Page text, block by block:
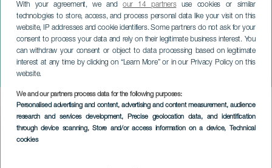
With your agreement, we andour 14 partnersuse cookies or similar
technologies to store, access, and process personal data like your visit on this
website, IP addresses and cookie identifiers. Some partners do not ask for your
consent to process your data and rely on their legitimate business interest. You
can withdraw your consent or object to data processing based on legitimate
interest at any time by clicking on “Learn More” or in our Privacy Policy on this
website.
We and our partners process data for the following purposes:
Personalised advertising and content, advertising and content measurement, audience
research and services development, Precise geolocation data, and identification
through device scanning, Store and/or access information on a device, Technical
cookies
Ensemble Lothar Siemens
i konsert
TENERIFE
Imagen
Listado